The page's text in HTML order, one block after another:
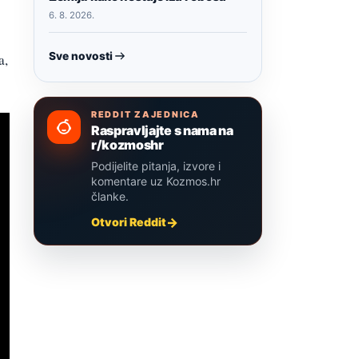
6. 8. 2026.
Sve novosti
REDDIT ZAJEDNICA
Raspravljajte s nama na
r/kozmoshr
Podijelite pitanja, izvore i
komentare uz Kozmos.hr
članke.
Otvori Reddit